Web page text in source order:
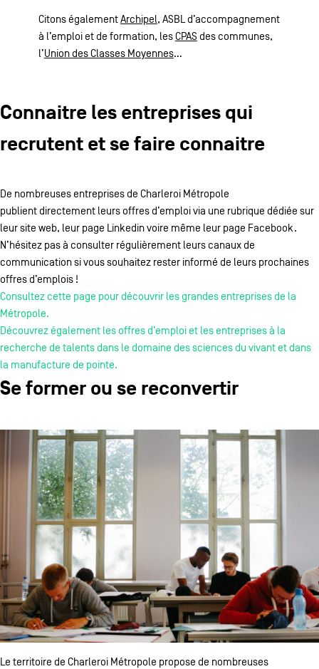
Citons égalementArchipel, ASBL d’accompagnement
à l’emploi et de formation, lesCPAS des communes,
l’Union des Classes Moyennes…
Connaitre les entreprises qui
recrutent et se faire connaitre
De nombreuses entreprises de Charleroi Métropole
publient directement leurs offres d’emploi via une rubrique dédiée sur
leur site web, leur page Linkedin voire même leur page Facebook.
N’hésitez pas à consulter régulièrement leurs canaux de
communication si vous souhaitez rester informé de leurs prochaines
offres d’emplois !
Consultez cette page pour découvrir les grandes entreprises de la
Métropole.
Découvrez également les offres d’emploi et les entreprises à la
recherche de talents dans le domaine des sciences du vivant et dans
la manufacture de pointe.
Se former ou se reconvertir
Le territoire de Charleroi Métropole propose de nombreuses